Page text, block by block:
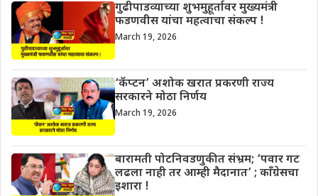
गुढीपाडव्याच्या शुभमुहूर्तावर मुख्यमंत्री
फडणवीस यांचा महत्वाचा संकल्प !
March 19, 2026
‘कॅप्टन’ अशोक खरात प्रकरणी राज्य
सरकारने मोठा निर्णय
March 19, 2026
बारामती पोटनिवडणुकीत संभ्रम; ‘पवार गट
लढला नाही तर आम्ही मैदानात’ ; काँग्रेसचा
इशारा !